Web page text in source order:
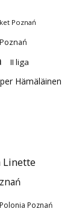
Poznań
II liga
Hämäläinen
Linette
Polonia Poznań